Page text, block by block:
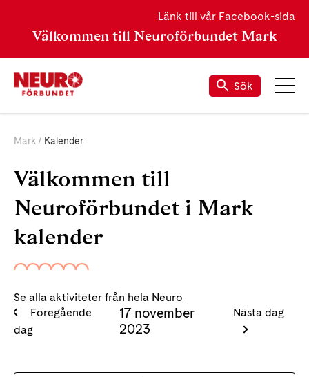
Länk till vår Facebook-sida
Välkommen till Neuroförbundet Mark
Sök
Mark Kalender
Välkommen till
Neuroförbundet i Mark
kalender
Se alla aktiviteter från hela Neuro
Föregående
dag
17 november
2023
Nästa dag